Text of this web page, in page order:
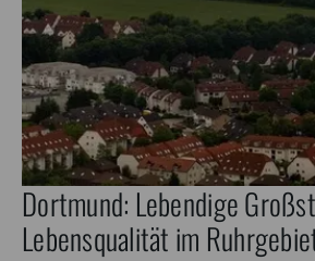
Dortmund: Lebendige
Lebensqualität im